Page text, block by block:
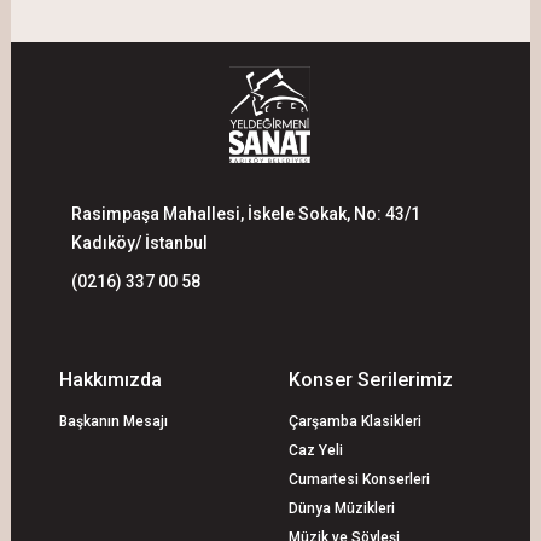
Rasimpaşa Mahallesi, İskele Sokak, No: 43/1
Kadıköy/ İstanbul
(0216) 337 00 58
Hakkımızda
Başkanın Mesajı
Konser Serilerimiz
Çarşamba Klasikleri
Caz Yeli
Cumartesi Konserleri
Dünya Müzikleri
Müzik ve Söyleşi